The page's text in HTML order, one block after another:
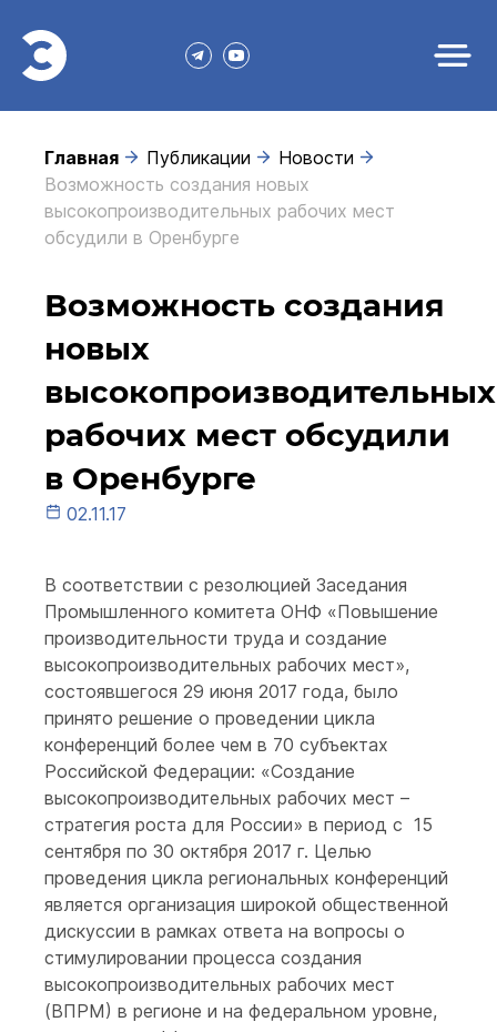
Главная Публикации
Новости
Возможность создания новых
высокопроизводительных рабочих мест
обсудили в Оренбурге
Возможность создания
новых
высокопроизводительных
рабочих мест обсудили
в Оренбурге
02.11.17
В соответствии с резолюцией Заседания
Промышленного комитета ОНФ «Повышение
производительности труда и создание
высокопроизводительных рабочих мест»,
состоявшегося 29 июня 2017 года, было
принято решение о проведении цикла
конференций более чем в 70 субъектах
Российской Федерации: «Создание
высокопроизводительных рабочих мест –
стратегия роста для России» в период с 15
сентября по 30 октября 2017 г. Целью
проведения цикла региональных конференций
является организация широкой общественной
дискуссии в рамках ответа на вопросы о
стимулировании процесса создания
высокопроизводительных рабочих мест
(ВПРМ) в регионе и на федеральном уровне,